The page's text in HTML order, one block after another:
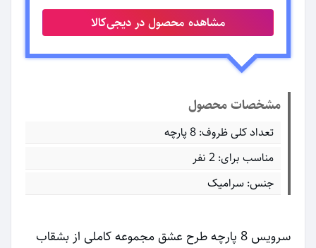
مشاهده محصول در دیجی‌کالا
مشخصات محصول
تعداد کلی ظروف: 8 پارچه
مناسب برای: 2 نفر
جنس: سرامیک
سرویس 8 پارچه طرح عشق مجموعه کاملی از بشقاب